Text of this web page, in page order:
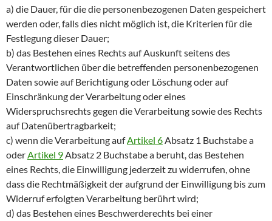
a) die Dauer, für die die personenbezogenen Daten gespeichert
werden oder, falls dies nicht möglich ist, die Kriterien für die
Festlegung dieser Dauer;
b) das Bestehen eines Rechts auf Auskunft seitens des
Verantwortlichen über die betreffenden personenbezogenen
Daten sowie auf Berichtigung oder Löschung oder auf
Einschränkung der Verarbeitung oder eines
Widerspruchsrechts gegen die Verarbeitung sowie des Rechts
auf Datenübertragbarkeit;
c) wenn die Verarbeitung aufArtikel 6Absatz 1 Buchstabe a
oderArtikel 9Absatz 2 Buchstabe a beruht, das Bestehen
eines Rechts, die Einwilligung jederzeit zu widerrufen, ohne
dass die Rechtmäßigkeit der aufgrund der Einwilligung bis zum
Widerruf erfolgten Verarbeitung berührt wird;
d) das Bestehen eines Beschwerderechts bei einer